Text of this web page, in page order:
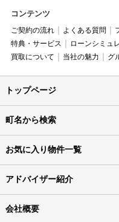
コンテンツ
ご契約の流れ よくある質問
特典・サービス
ローンシミュ
買取について
当社の魅力 グ
トップページ
町名から検索
お気に入り物件一覧
アドバイザー紹介
会社概要